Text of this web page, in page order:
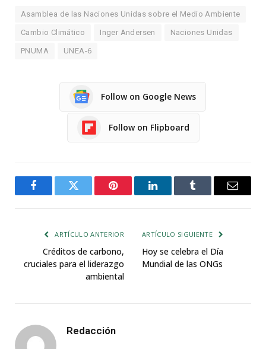
Asamblea de las Naciones Unidas sobre el Medio Ambiente
Cambio Climático Inger Andersen Naciones Unidas
PNUMA UNEA-6
Follow on Google News
Follow on Flipboard
FacebookTwitter Pinterest LinkedInTumblr Email
ARTÍCULO ANTERIOR
Créditos de carbono,
cruciales para el liderazgo
ambiental
ARTÍCULO SIGUIENTE
Hoy se celebra el Día
Mundial de las ONGs
Redacción